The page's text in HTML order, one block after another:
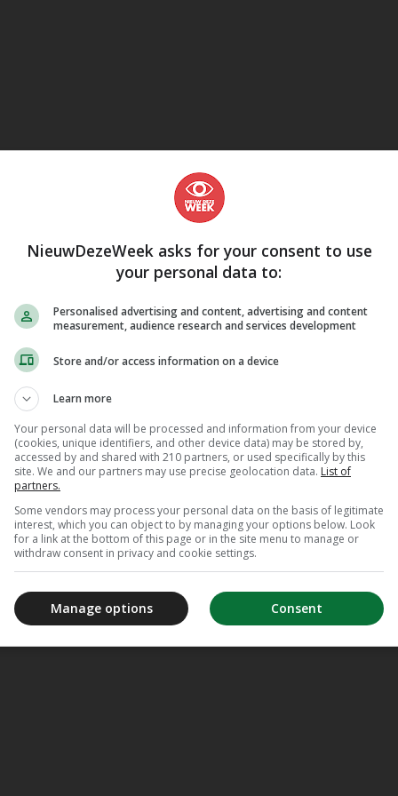
NieuwDezeWeek asks for your consent to use
your personal data to:
Personalised advertising and content, advertising and content
measurement, audience research and services development
Store and/or access information on a device
Learn more
Your personal data will be processed and information from your device
(cookies, unique identifiers, and other device data) may be stored by,
accessed by and shared with 210 partners, or used specifically by this
site. We and our partners may use precise geolocation data. List of
partners.
Some vendors may process your personal data on the basis of legitimate
interest, which you can object to by managing your options below. Look
for a link at the bottom of this page or in the site menu to manage or
withdraw consent in privacy and cookie settings.
Consent
Manage options